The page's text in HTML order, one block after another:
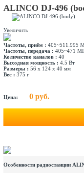
ALINCO DJ-496
Увеличить
Частоты, приём : 405~511.995
Частоты, передача : 405~471
Количество каналов : 40
Выходная мощность : 4.5 Вт
Размеры : 56 х 124 х 40 мм
Вес : 375 г
Цена: 0 руб.
Особенности радиостанции